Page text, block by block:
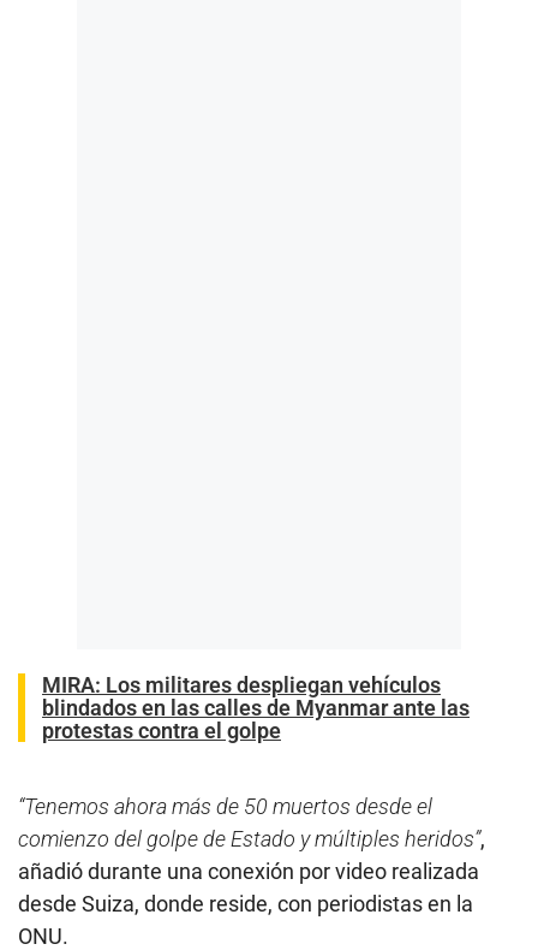
MIRA: Los militares despliegan vehículos
blindados en las calles de Myanmar ante las
protestas contra el golpe
“Tenemos ahora más de 50 muertos desde el
comienzo del golpe de Estado y múltiples heridos”,
añadió durante una conexión por video realizada
desde Suiza, donde reside, con periodistas en la
ONU.